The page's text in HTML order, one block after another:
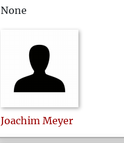
None
Joachim Meyer